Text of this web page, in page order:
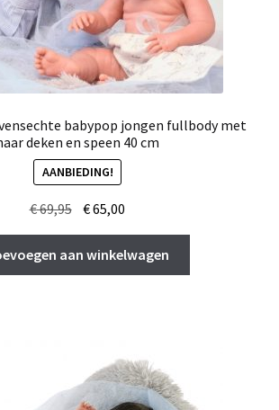
babypop jongen fullbody met
deken en speen 40 cm
AANBIEDING!
€69,95 Oorspronkelijke
prijs
was:
€ 69,95.
€65,00
prijs
is:
€ 65,00.
aan winkelwagen